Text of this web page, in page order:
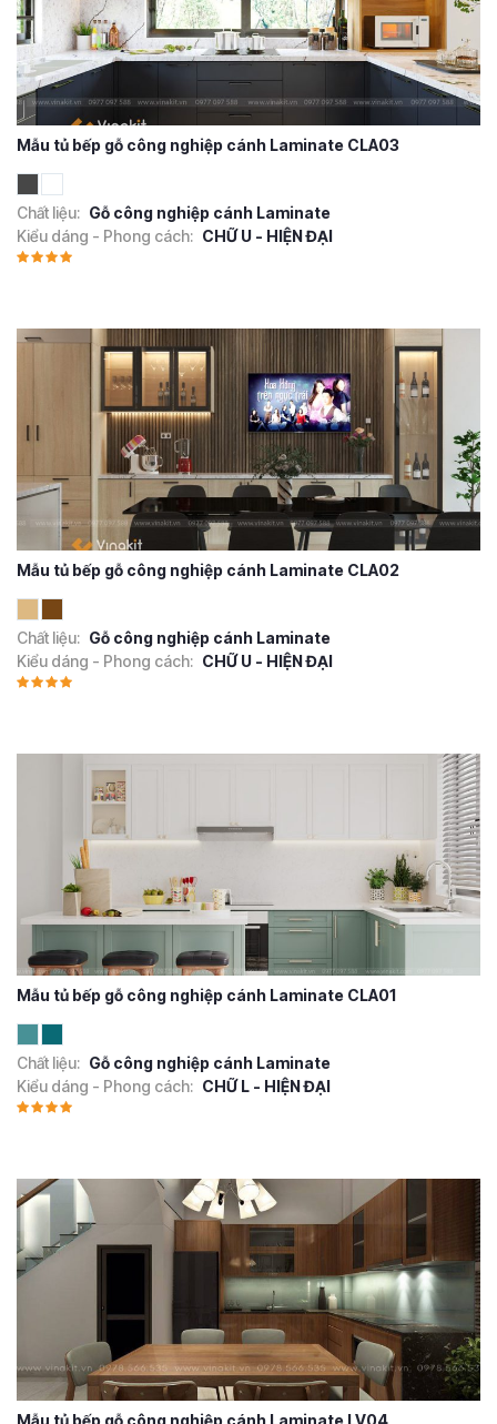
Mẫu tủ bếp gỗ công nghiệp cánh Laminate CLA03
Chất liệu: Gỗ công nghiệp cánh Laminate
Kiểu dáng - Phong cách: CHỮ U - HIỆN ĐẠI
Mẫu tủ bếp gỗ công nghiệp cánh Laminate CLA02
Chất liệu: Gỗ công nghiệp cánh Laminate
Kiểu dáng - Phong cách: CHỮ U - HIỆN ĐẠI
Mẫu tủ bếp gỗ công nghiệp cánh Laminate CLA01
Chất liệu: Gỗ công nghiệp cánh Laminate
Kiểu dáng - Phong cách: CHỮ L - HIỆN ĐẠI
Mẫu tủ bếp gỗ công nghiệp cánh Laminate LV04